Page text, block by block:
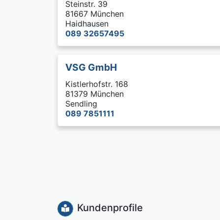
Steinstr. 39
81667 München
Haidhausen
089 32657495
VSG GmbH
Kistlerhofstr. 168
81379 München
Sendling
089 7851111
Kundenprofile